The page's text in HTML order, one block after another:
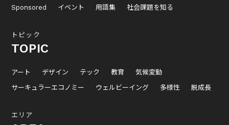
Sponsored
イベント 用語集 社会課題を知る
トピック
TOPIC
アート デザイン テック 教育
気候変動
サーキュラーエコノミー
ウェルビーイング 多様性 脱成長
エリア